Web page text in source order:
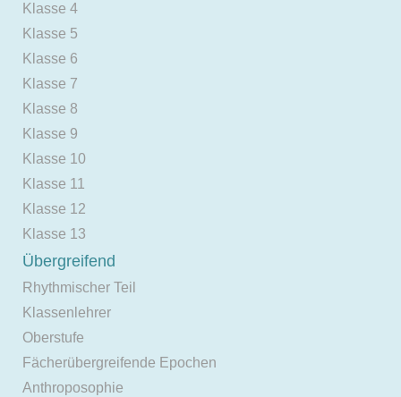
Klasse 4
Klasse 5
Klasse 6
Klasse 7
Klasse 8
Klasse 9
Klasse 10
Klasse 11
Klasse 12
Klasse 13
Übergreifend
Rhythmischer Teil
Klassenlehrer
Oberstufe
Fächerübergreifende Epochen
Anthroposophie